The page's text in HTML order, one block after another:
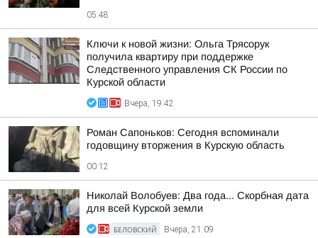
05:48
Ключи к новой жизни: Ольга Трясорук
получила квартиру при поддержке
Следственного управления СК России по
Курской области
Вчера, 19:42
Роман Сапоньков: Сегодня вспоминали
годовщину вторжения в Курскую область
00:12
Николай Волобуев: Два года... Скорбная дата
для всей Курской земли
БЕЛОВСКИЙ Вчера, 21:09